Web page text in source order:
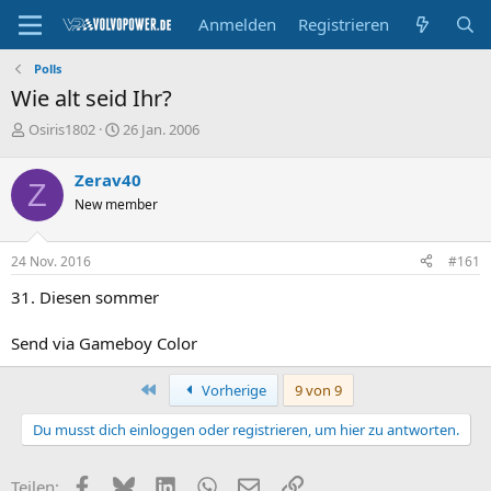
Anmelden Registrieren
Polls
Wie alt seid Ihr?
E
s
t
e
l
l
e
Osiris1802
E
t
e
l
m
26 Jan. 2006
Z Zerav40
New member
24 Nov. 2016 #161
31. Diesen sommer
Send via Gameboy Color
Erste Vorherige
9 von 9
Du musst dich einloggen oder registrieren, um hier zu antworten.
Teilen: Facebook
BlueskyLinkedInWhatsApp
E-MailLink